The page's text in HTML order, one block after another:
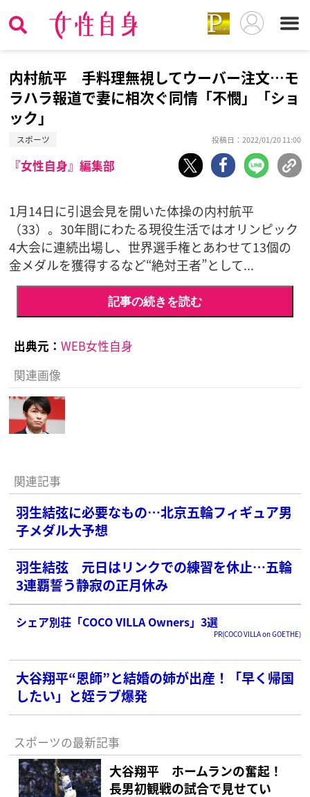
内村航平 手料理無視してウーバー注文…モ
ラハラ報道で妻に相次ぐ同情「不憫」「ショ
ック」
スポーツ 投稿日：2022/01/20 11:00
『女性自身』編集部
1月14日に引退会見を開いた体操の内村航平
（33）。30年間にわたる現役生活ではオリンピック
4大会に連続出場し、世界選手権とあわせて13個の
金メダルを獲得するなど“絶対王者”として...
記事の続きを読む
出典元： WEB女性自身
関連画像
関連記事
羽生結弦に必要なもの…北京五輪フィギュア男
子メダル大予想
羽生結弦 元日はリンクでの練習を休止…五輪
3連覇誓う静寂の正月休み
シェア別荘「COCO VILLA Owners」3選
PR(COCO VILLA on GOETHE)
大谷翔平“恩師”と結婚の姉が出産！「早く帰国
したい」と姪ラブ爆発
スポーツの最新記事
大谷翔平 ホームランの奮起！
長男初観戦の試合で見せてい